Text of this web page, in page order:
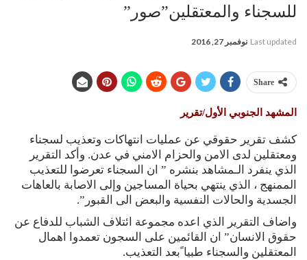
للسجناء والمعتقلين”صور”
Last updated نوفمبر 27, 2016
Share
المشهد الجنوبي الأول/تقرير
كشف تقرير حقوقي عن عمليات انتهاكات وتعذيب لسجناء
ومعتقلين لدى الامن والحزام الامني في عدن. وأكد التقرير
الذي ينفرد الـمشاهد بنشره ” ان السجناء تعرضوا للتعذيب
الممنهج ، الذي ينتهي بحياة المساجين وإلى الاصابة بالعاهات
الجسدية والحالات النفسية والبعض الى القبور”.
واضاف التقرير الذي اعده مجموعة ائتلاف الشباب للدفاع عن
حقوق الانسان” ان القائمين على السجون تعمدوا اهمال
المعتقلين والسجناء طبيا ًبعد التعذيب.